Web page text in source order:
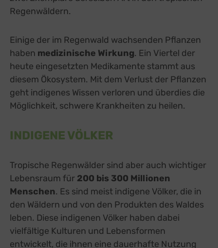
Regenwäldern.
Einige der im Regenwald wachsenden Pflanzen
haben medizinische Wirkung. Ein Viertel der
heute eingesetzten Medikamente stammt aus
diesem Ökosystem. Mit dem Verlust der Pflanzen
geht indigenes Wissen verloren und überdies die
Möglichkeit, schwere Krankheiten zu heilen.
INDIGENE VÖLKER
Tropische Regenwälder sind aber auch wichtiger
Lebensraum für 200 bis 300 Millionen
Menschen. Es sind meist indigene Völker, die in
den Wäldern und von den Produkten des Waldes
leben. Diese indigenen Völker haben dabei
vielfältige Kulturen und Lebensformen
entwickelt, die ihnen eine dauerhafte Nutzung